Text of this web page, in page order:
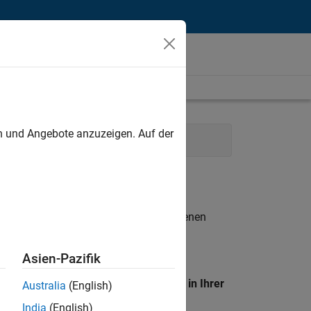
Services Legal
. Wenn Sie noch immer keine offenen
unseres
Standort, um alle Stellenangebote in Ihrer
Angebote anzuzeigen. Auf der
Asien-Pazifik
Australia (English)
India (English)